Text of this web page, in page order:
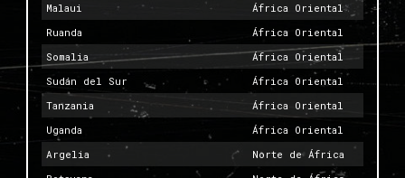
Malaui
África Oriental
Ruanda
África Oriental
Somalia
África Oriental
Sudán del Sur
África Oriental
Tanzania
África Oriental
Uganda
África Oriental
Argelia
Norte de África